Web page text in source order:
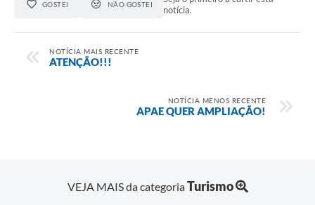
GOSTEI NÃO GOSTEI
notícia.
NOTÍCIA MAIS RECENTE
ATENÇÃO!!!
NOTÍCIA MENOS RECENTE
APAE QUER AMPLIAÇÃO!
VEJA MAIS da categoriaTurismo